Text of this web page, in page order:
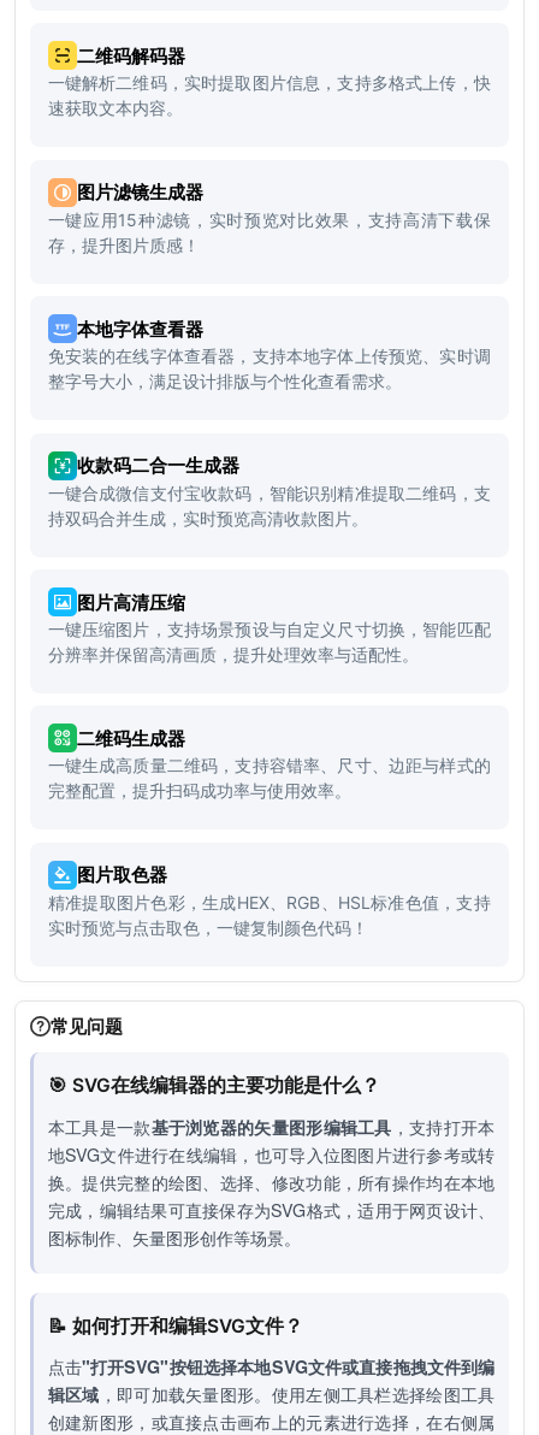
二维码解码器
一键解析二维码，实时提取图片信息，支持多格式上传，快
速获取文本内容。
图片滤镜生成器
一键应用15种滤镜，实时预览对比效果，支持高清下载保
存，提升图片质感！
本地字体查看器
免安装的在线字体查看器，支持本地字体上传预览、实时调
整字号大小，满足设计排版与个性化查看需求。
收款码二合一生成器
一键合成微信支付宝收款码，智能识别精准提取二维码，支
持双码合并生成，实时预览高清收款图片。
图片高清压缩
一键压缩图片，支持场景预设与自定义尺寸切换，智能匹配
分辨率并保留高清画质，提升处理效率与适配性。
二维码生成器
一键生成高质量二维码，支持容错率、尺寸、边距与样式的
完整配置，提升扫码成功率与使用效率。
图片取色器
精准提取图片色彩，生成HEX、RGB、HSL标准色值，支持
实时预览与点击取色，一键复制颜色代码！
常见问题
🎯 SVG在线编辑器的主要功能是什么？
本工具是一款基于浏览器的矢量图形编辑工具 ，支持打开本
地SVG文件进行在线编辑，也可导入位图图片进行参考或转
换。提供完整的绘图、选择、修改功能，所有操作均在本地
完成，编辑结果可直接保存为SVG格式，适用于网页设计、
图标制作、矢量图形创作等场景。
📝 如何打开和编辑SVG文件？
点击"打开SVG"按钮选择本地SVG文件或直接拖拽文件到编
辑区域 ，即可加载矢量图形。使用左侧工具栏选择绘图工具
创建新图形，或直接点击画布上的元素进行选择，在右侧属